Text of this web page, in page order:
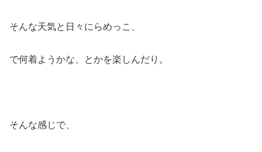
そんな天気と日々にらめっこ、
で何着ようかな、とかを楽しんだり。
そんな感じで、